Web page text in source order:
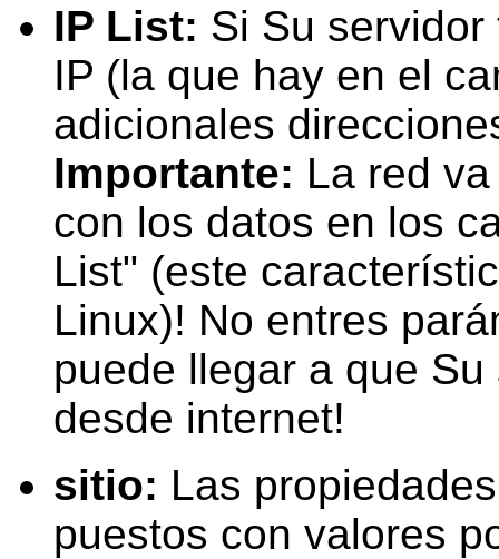
IP List: Si Su
IP (la que hay en el
adicionales
Importante: La red
con los datos en los
List" (este
Linux)! No entres
puede llegar a que
desde internet!
sitio: Las
puestos con valores